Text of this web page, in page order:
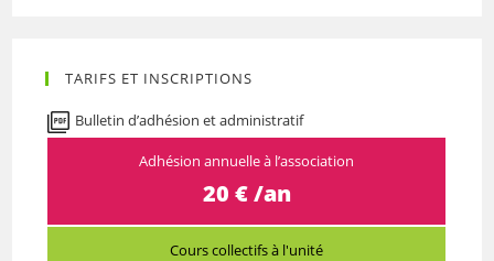
TARIFS ET INSCRIPTIONS
Bulletin d’adhésion et administratif
Adhésion annuelle à l’association
20 € /an
Cours collectifs à l'unité